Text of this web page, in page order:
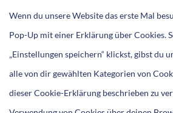
Wenn du unsere Website das erste Mal
Pop-Up mit einer Erklärung über Cookies.
„Einstellungen speichern“ klickst, gibst du
alle von dir gewählten Kategorien von
dieser Cookie-Erklärung beschrieben zu